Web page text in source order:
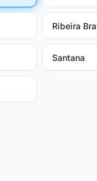
Ribeira
Santana